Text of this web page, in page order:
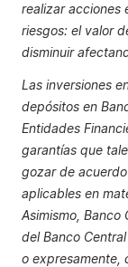
realizar acciones
riesgos: el valor
disminuir
Las inversiones
depósitos en
Entidades
garantías que
gozar de
aplicables en
Asimismo, Banco
del Banco
o expresamente,